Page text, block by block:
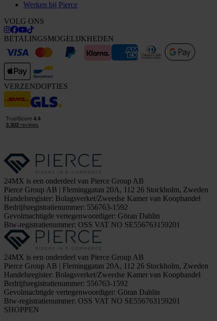
Werken bij Pierce
VOLG ONS
BETALINGSMOGELIJKHEDEN
VERZENDOPTIES
24MX is een onderdeel van Pierce Group AB
Pierce Group AB | Fleminggatan 20A, 112 26 Stockholm, Zweden
Handelsregister: Bolagsverket/Zweedse Kamer van Koophandel
Bedrijfsregistratienummer: 556763-1592
Gevolmachtigde vertegenwoordiger: Göran Dahlin
Btw-registratienummer: OSS VAT NO SE556763159201
24MX is een onderdeel van Pierce Group AB
Pierce Group AB | Fleminggatan 20A, 112 26 Stockholm, Zweden
Handelsregister: Bolagsverket/Zweedse Kamer van Koophandel
Bedrijfsregistratienummer: 556763-1592
Gevolmachtigde vertegenwoordiger: Göran Dahlin
Btw-registratienummer: OSS VAT NO SE556763159201
SHOPPEN